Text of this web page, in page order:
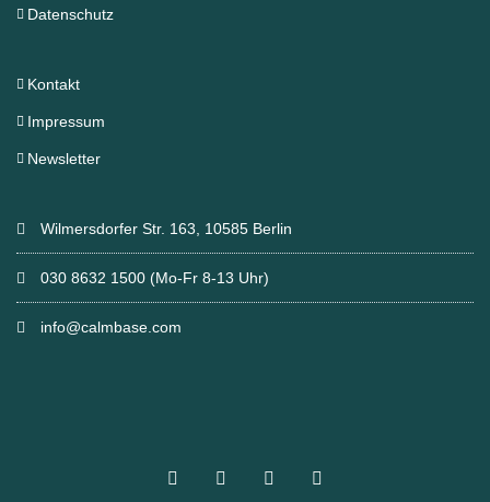
Datenschutz
Kontakt
Impressum
Newsletter
Wilmersdorfer Str. 163, 10585 Berlin
030 8632 1500 (Mo-Fr 8-13 Uhr)
info@calmbase.com